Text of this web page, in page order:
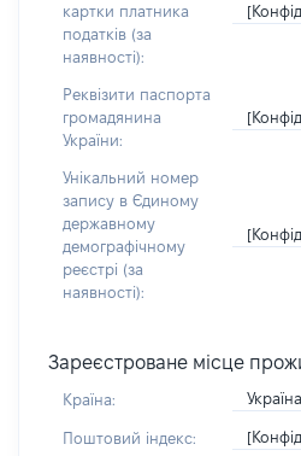
картки платника
податків (за
наявності):
Реквізити паспорта
громадянина
України:
Унікальний номер
запису в Єдиному
державному
демографічному
реєстрі (за
наявності):
Зареєстроване місце
Країна: Україна
Поштовий індекс: